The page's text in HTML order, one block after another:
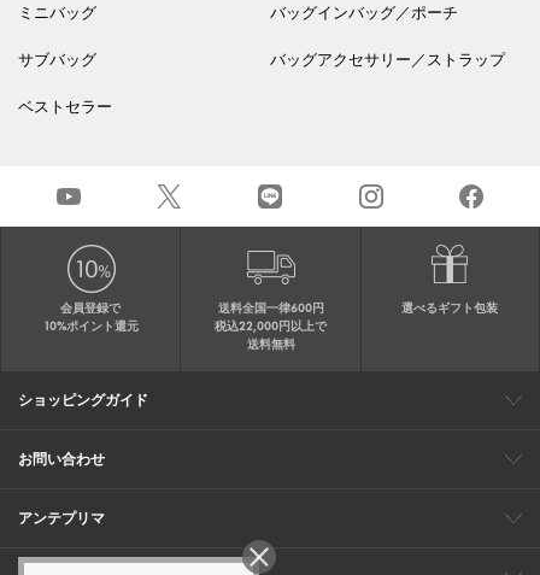
ミニバッグ バッグインバッグ／ポーチ
サブバッグ バッグアクセサリー／ストラップ
ベストセラー
会員登録で
10%ポイント還元
送料全国一律600円
税込22,000円以上で
送料無料
選べるギフト包装
ショッピングガイド
会員特典
ご購入・配送について
返品について
ギフト包装
FAQ
サイトマップ
お問い合わせ
メールでのお問い合わせ
お修理についてのお問い合わせ
0120-03-6961
アンテプリマ